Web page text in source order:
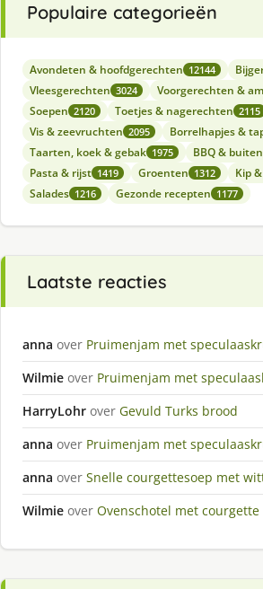
Populaire categorieën
Avondeten & hoofdgerechten 12144
Vleesgerechten 3024 Voorgerechten &
Soepen 2120 Toetjes & nagerechten 2115
Vis & zeevruchten 2095 Borrelhapjes &
Taarten, koek & gebak 1975 BBQ &
Pasta & rijst 1419 Groenten 1312 Kip
Salades 1216 Gezonde recepten 1177
Laatste reacties
anna over Pruimenjam met
Wilmie over Pruimenjam met
HarryLohr over Gevuld Turks brood
anna over Pruimenjam met
anna over Snelle courgettesoep met
Wilmie over Ovenschotel met